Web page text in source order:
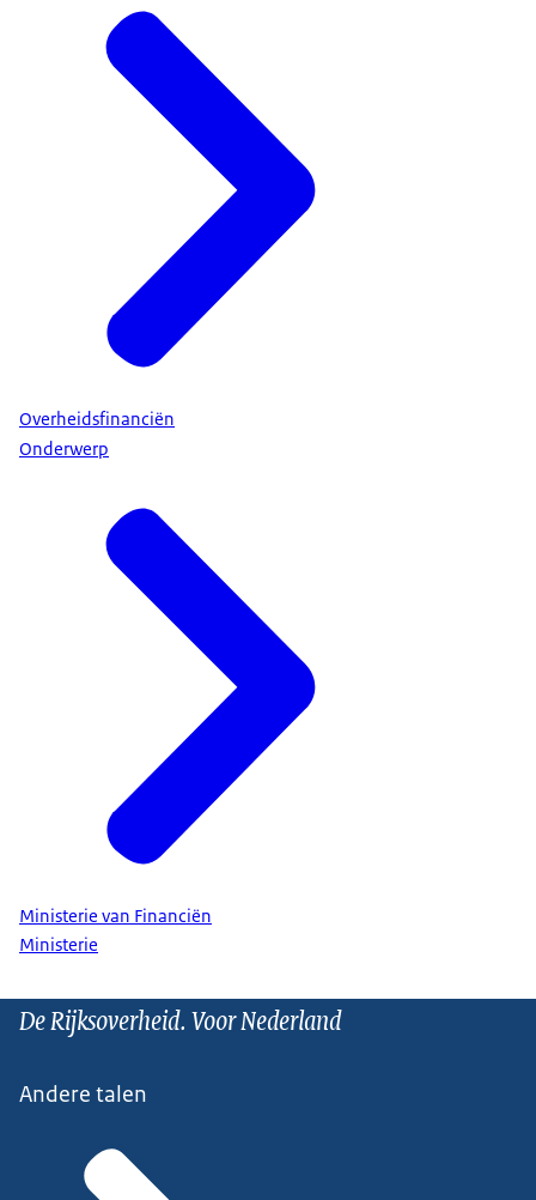
Overheidsfinanciën
Onderwerp
Ministerie van Financiën
Ministerie
De Rijksoverheid. Voor Nederland
Andere talen